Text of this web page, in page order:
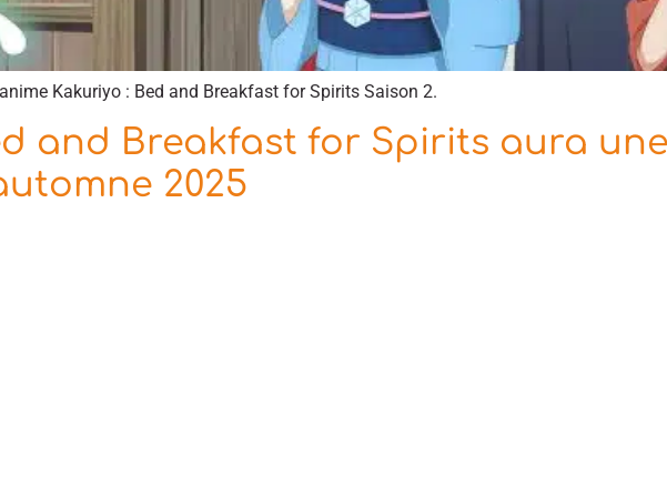
Kakuriyo : Bed and Breakfast for Spirits Saison 2.
and Breakfast for Spirits aura
2025